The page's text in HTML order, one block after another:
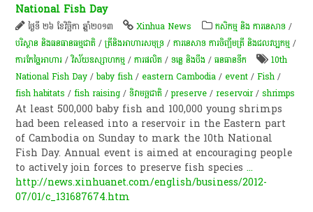
National Fish Day
ថ្ងៃទី ២៦ ខែវិច្ឆិកា ឆ្នាំ២០១៣ Xinhua News កសិកម្ម​ និង​ ការ​នេ​សាទ​ /
បរិស្ថាន និងធនធានធម្មជាតិ /​ត្រី​និង​អាហារ​សមុទ្រ​ /ការនេសាទ ការចិញ្ចឹមត្រី និងជលវប្បកម្ម /
ការកែច្នៃអាហារ /វិស័យឧស្សាហកម្ម /ការផលិត​ /ទន្លេ និងបឹង /​ធនធាន​ទឹក​
10th
National Fish Day /baby fish / eastern Cambodia / event /Fish /
fish habitats /fish raising /ទិវា​មច្ឆជាតិ​ /preserve /reservoir/shrimps
At least 500,000 baby fish and 100,000 young shrimps
had been released into a reservoir in the Eastern part
of Cambodia on Sunday to mark the 10th National
Fish Day. Annual event is aimed at encouraging people
to actively join forces to preserve fish species...
http://news.xinhuanet.com/english/business/2012-
07/01/c_131687674.htm